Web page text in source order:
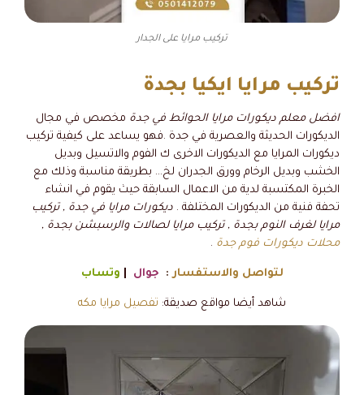
تركيب مرايا على الجدار
تركيب مرايا ايكيا بجدة
افضل معلم ديكورات مرايا الحوائط في جدة مخصص في مجال
الديكورات الحديثة والعصرية في جدة .فهو يساعد على كيفية تركيب
ديكورات المرايا مع الديكورات الاخرى ك الفوم والاتسيل وبديل
الخشب وبديل الرخام وورق الجدران لخ… بطريقة مناسبة وذلك مع
الخبرة المكتسبة لدية من الاعمال السابقة حيث يقوم في انشاء
تحفة فنية من الديكورات المختلفة . ديكورات مرايا في جدة , تركيب
مرايا لغرف النوم بجدة , تركيب مرايا لصالات والرسبشن بجدة ,
محلات ديكورات فوم جدة .
لتواصل والاستفسار : جوال وتساب
شاهد أيضا مواقع صديقة: تفصيل مرايا مكه